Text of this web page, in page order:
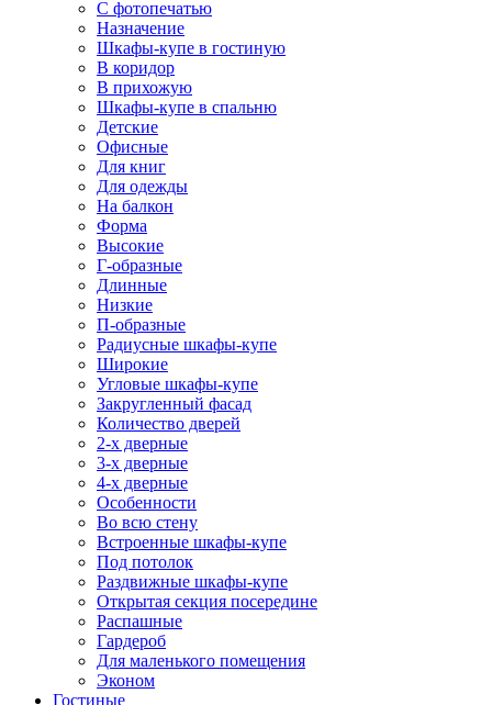
С фотопечатью
Назначение
Шкафы-купе в гостиную
В коридор
В прихожую
Шкафы-купе в спальню
Детские
Офисные
Для книг
Для одежды
На балкон
Форма
Высокие
Г-образные
Длинные
Низкие
П-образные
Радиусные шкафы-купе
Широкие
Угловые шкафы-купе
Закругленный фасад
Количество дверей
2-х дверные
3-х дверные
4-х дверные
Особенности
Во всю стену
Встроенные шкафы-купе
Под потолок
Раздвижные шкафы-купе
Открытая секция посередине
Распашные
Гардероб
Для маленького помещения
Эконом
Гостиные